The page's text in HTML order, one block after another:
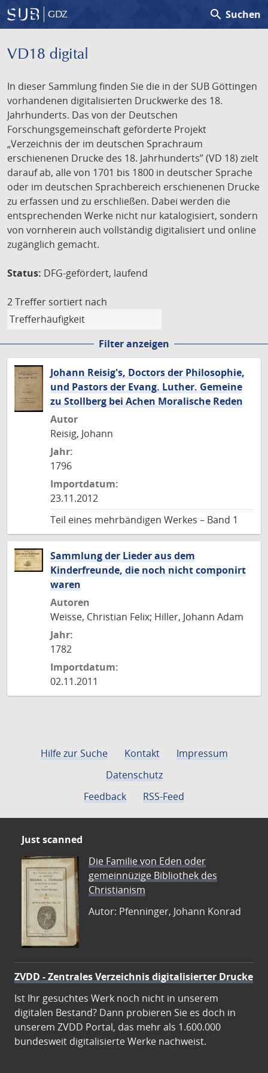
GDZ search Suchen
VD18 digital
In dieser Sammlung finden Sie die in der SUB Göttingen
vorhandenen digitalisierten Druckwerke des 18.
Jahrhunderts. Das von der Deutschen
Forschungsgemeinschaft geförderte Projekt
„Verzeichnis der im deutschen Sprachraum
erschienenen Drucke des 18. Jahrhunderts” (VD 18) zielt
darauf ab, alle von 1701 bis 1800 in deutscher Sprache
oder im deutschen Sprachbereich erschienenen Drucke
zu erfassen und zu erschließen. Dabei werden die
entsprechenden Werke nicht nur katalogisiert, sondern
von vornherein auch vollständig digitalisiert und online
zugänglich gemacht.
Status: DFG-gefördert, laufend
2 Treffer sortiert nach
Filter anzeigen
Johann Reisig's, Doctors der Philosophie,
und Pastors der Evang. Luther. Gemeine
zu Stollberg bei Achen Moralische Reden
Autor
Reisig, Johann
Jahr:
1796
Importdatum:
23.11.2012
Teil eines mehrbändigen Werkes – Band 1
Sammlung der Lieder aus dem
Kinderfreunde, die noch nicht componirt
waren
Autoren
Weisse, Christian Felix; Hiller, Johann Adam
Jahr:
1782
Importdatum:
02.11.2011
Hilfe zur Suche Kontakt
Impressum
Datenschutz
Feedback
RSS-Feed
Just scanned
Die Familie von Eden oder
gemeinnüzige Bibliothek des
Christianism
Autor: Pfenninger, Johann Konrad
ZVDD - Zentrales Verzeichnis digitalisierter Drucke
Ist Ihr gesuchtes Werk noch nicht in unserem
digitalen Bestand? Dann probieren Sie es doch in
unserem ZVDD Portal, das mehr als 1.600.000
bundesweit digitalisierte Werke nachweist.